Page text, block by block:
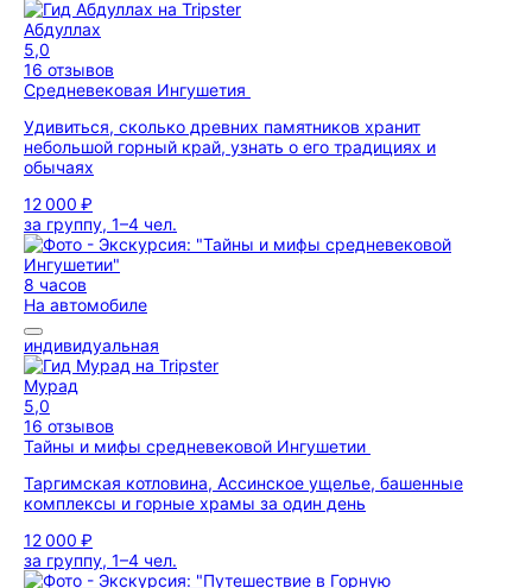
Абдуллах
5,0
16 отзывов
Средневековая Ингушетия
Удивиться, сколько древних памятников хранит
небольшой горный край, узнать о его традициях и
обычаях
12 000 ₽
за группу, 1–4 чел.
8 часов
На автомобиле
индивидуальная
Мурад
5,0
16 отзывов
Тайны и мифы средневековой Ингушетии
Таргимская котловина, Ассинское ущелье, башенные
комплексы и горные храмы за один день
12 000 ₽
за группу, 1–4 чел.